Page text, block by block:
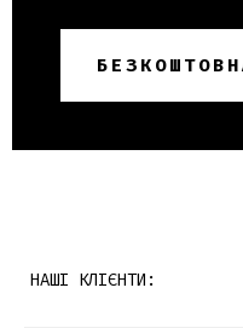
НАШІ КЛІЄНТИ: